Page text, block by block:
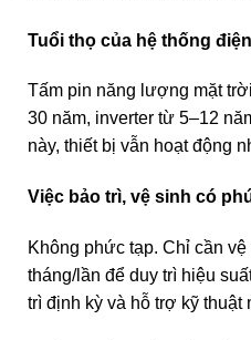
Tuổi thọ của hệ thống
Tấm pin năng lượng mặt
30 năm, inverter từ 5–12
này, thiết bị vẫn hoạt động
Việc bảo trì, vệ sinh có
Không phức tạp. Chỉ cần
tháng/lần để duy trì hiệu
trì định kỳ và hỗ trợ kỹ thuật